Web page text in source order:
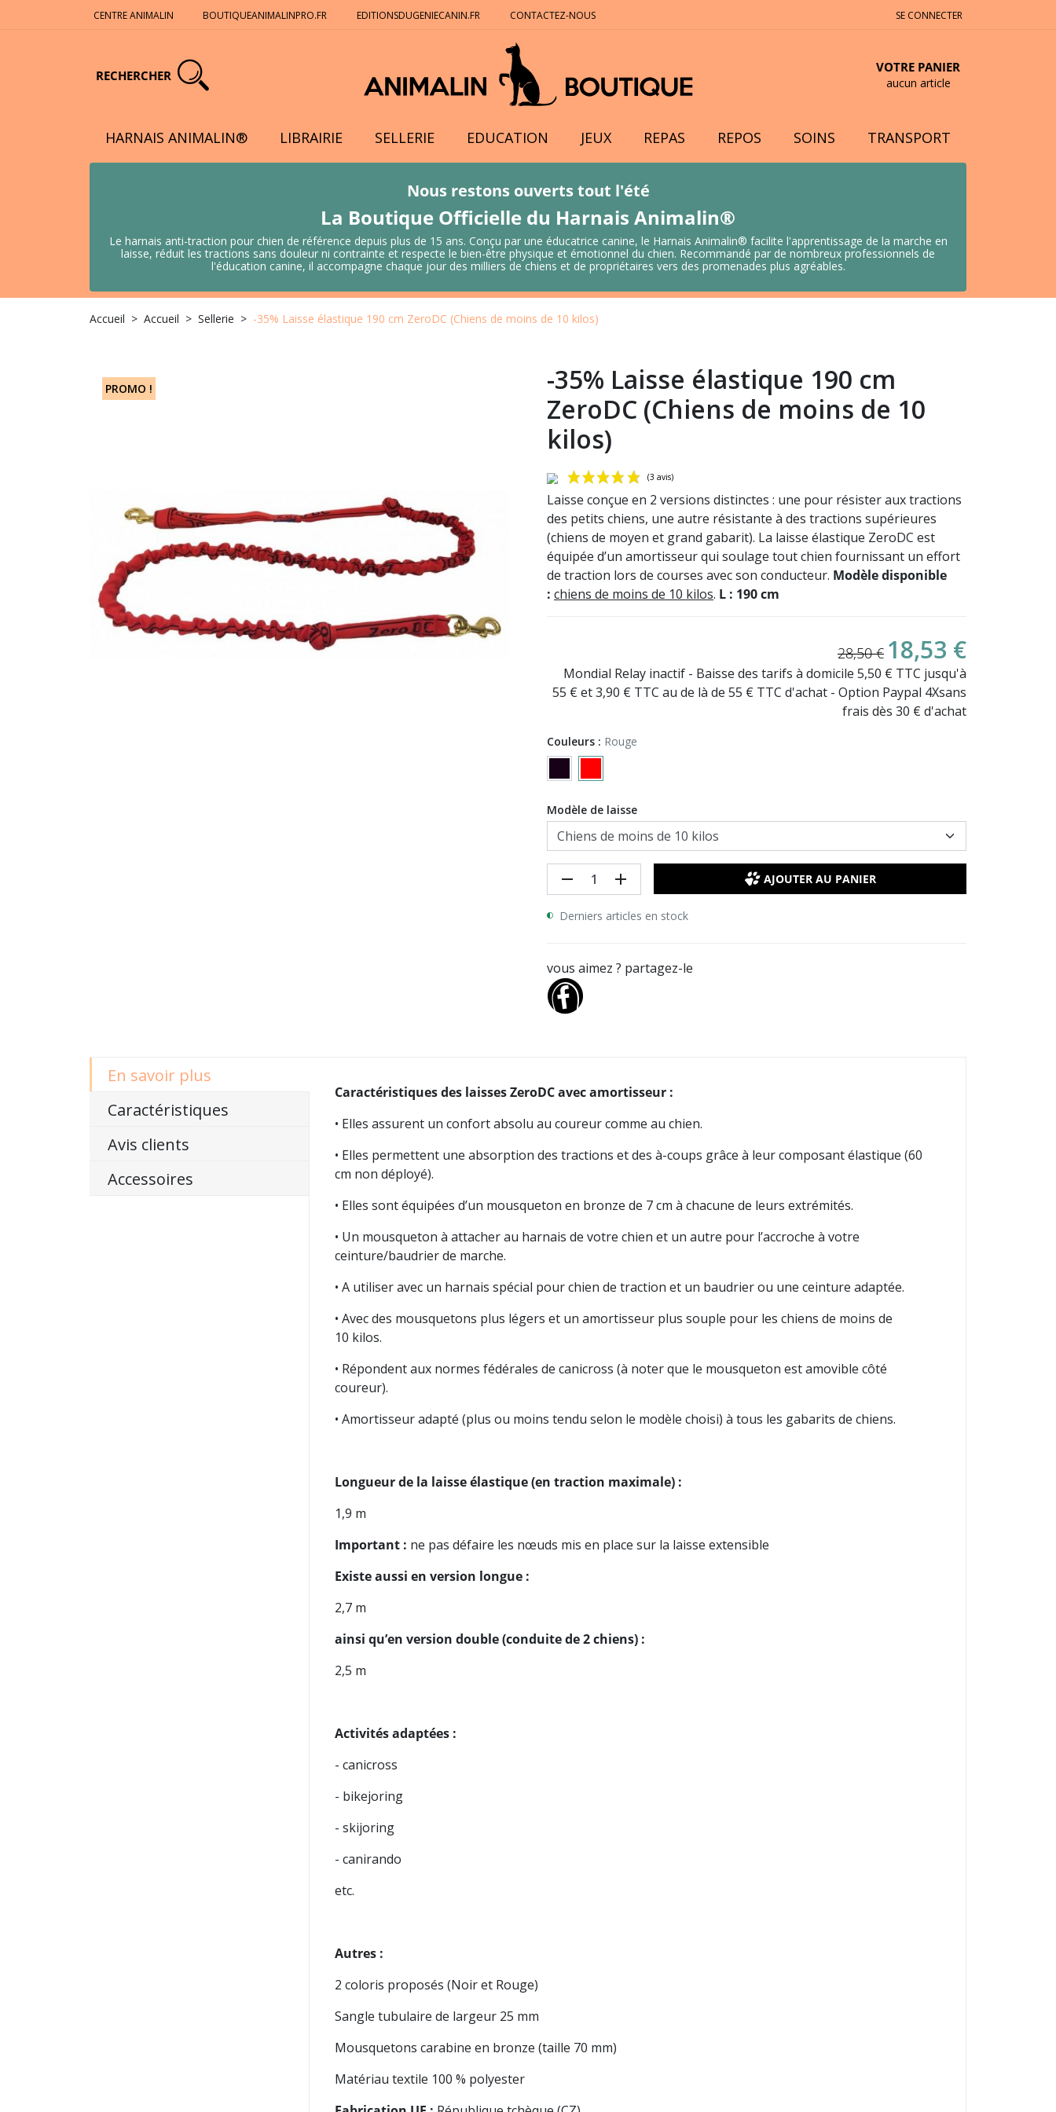
CENTRE ANIMALIN BOUTIQUEANIMALINPRO.FR EDITIONSDUGENIECANIN.FR CONTACTEZ-NOUS SE CONNECTER
RECHERCHER
VOTRE PANIER
aucun article
HARNAIS ANIMALIN® LIBRAIRIE SELLERIE EDUCATION JEUX REPAS REPOS SOINS TRANSPORT
Nous restons ouverts tout l'été
La Boutique Officielle du Harnais Animalin®
Le harnais anti-traction pour chien de référence depuis plus de 15 ans. Conçu par une éducatrice canine, le Harnais Animalin® facilite l'apprentissage de la marche en
laisse, réduit les tractions sans douleur ni contrainte et respecte le bien-être physique et émotionnel du chien. Recommandé par de nombreux professionnels de
l'éducation canine, il accompagne chaque jour des milliers de chiens et de propriétaires vers des promenades plus agréables.
Accueil Accueil Sellerie -35% Laisse élastique 190 cm ZeroDC (Chiens de moins de 10 kilos)
PROMO !
-35% Laisse élastique 190 cm
ZeroDC (Chiens de moins de 10
kilos)
(3 avis)
Laisse conçue en 2 versions distinctes : une pour résister aux tractions
des petits chiens, une autre résistante à des tractions supérieures
(chiens de moyen et grand gabarit). La laisse élastique ZeroDC est
équipée d’un amortisseur qui soulage tout chien fournissant un effort
de traction lors de courses avec son conducteur. Modèle disponible
: chiens de moins de 10 kilos. L : 190 cm
28,50 € 18,53 €
Mondial Relay inactif - Baisse des tarifs à domicile 5,50 € TTC jusqu'à
55 € et 3,90 € TTC au de là de 55 € TTC d'achat - Option Paypal 4Xsans
frais dès 30 € d'achat
Couleurs : Rouge
Modèle de laisse
remove add AJOUTER AU PANIER
Derniers articles en stock
vous aimez ? partagez-le
En savoir plus
Caractéristiques
Avis clients
Accessoires
Caractéristiques des laisses ZeroDC avec amortisseur :
• Elles assurent un confort absolu au coureur comme au chien.
• Elles permettent une absorption des tractions et des à-coups grâce à leur composant élastique (60
cm non déployé).
• Elles sont équipées d’un mousqueton en bronze de 7 cm à chacune de leurs extrémités.
• Un mousqueton à attacher au harnais de votre chien et un autre pour l’accroche à votre
ceinture/baudrier de marche.
• A utiliser avec un harnais spécial pour chien de traction et un baudrier ou une ceinture adaptée.
• Avec des mousquetons plus légers et un amortisseur plus souple pour les chiens de moins de
10 kilos.
• Répondent aux normes fédérales de canicross (à noter que le mousqueton est amovible côté
coureur).
• Amortisseur adapté (plus ou moins tendu selon le modèle choisi) à tous les gabarits de chiens.
Longueur de la laisse élastique (en traction maximale) :
1,9 m
Important : ne pas défaire les nœuds mis en place sur la laisse extensible
Existe aussi en version longue :
2,7 m
ainsi qu’en version double (conduite de 2 chiens) :
2,5 m
Activités adaptées :
- canicross
- bikejoring
- skijoring
- canirando
etc.
Autres :
2 coloris proposés (Noir et Rouge)
Sangle tubulaire de largeur 25 mm
Mousquetons carabine en bronze (taille 70 mm)
Matériau textile 100 % polyester